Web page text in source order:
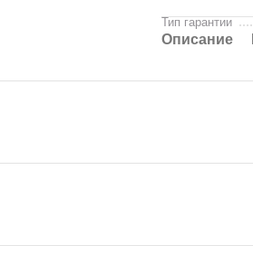
Тип гарантии
Описание